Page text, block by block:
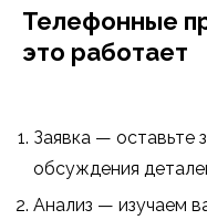
Телефонные
это работает
Заявка — оставьте
обсуждения
Анализ — изучаем